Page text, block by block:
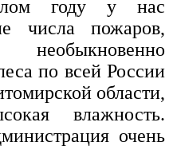
году у нас
числа пожаров,
по всей России
области,
влажность.
очень